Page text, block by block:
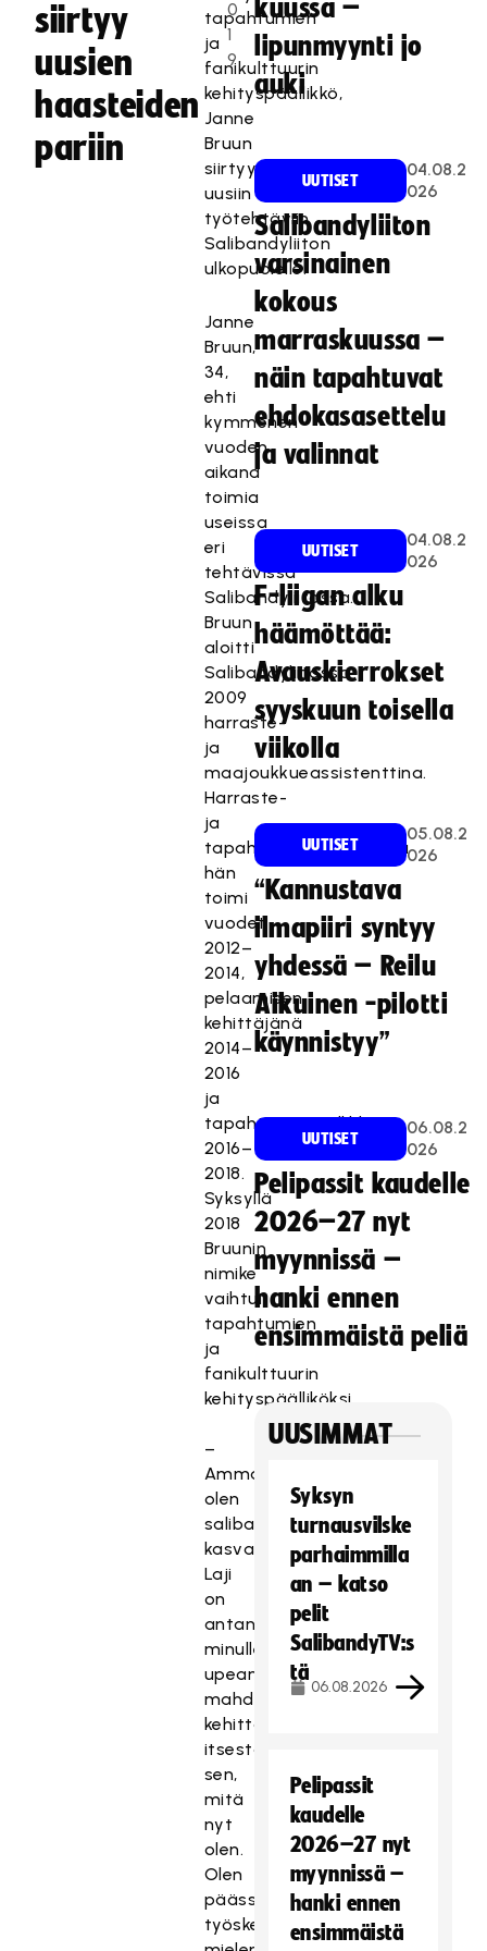
siirtyy
uusien
haasteiden
pariin
0
1
9
tapahtumien
ja
fanikulttuurin
kehityspäällikkö,
Janne
Bruun
siirtyy
uusiin
työtehtäviin
Salibandyliiton
ulkopuolelle.
Janne
Bruun,
34,
ehti
kymmenen
vuoden
aikana
toimia
useissa
eri
tehtävissä
Salibandyliitossa.
Bruun
aloitti
Salibandyliitossa
2009
harraste-
ja
maajoukkueassistenttina.
Harraste-
ja
tapahtumavastaavana
hän
toimi
vuodet
2012–
2014,
pelaamisen
kehittäjänä
2014–
2016
ja
tapahtumapäällikkönä
2016–
2018.
Syksyllä
2018
Bruunin
nimike
vaihtui
tapahtumien
ja
fanikulttuurin
kehityspäälliköksi.
–
Ammatillisesti
olen
salibandyn
kasvatti.
Laji
on
antanut
minulle
upean
mahdollisuuden
kehittää
itsestäni
sen,
mitä
nyt
olen.
Olen
päässyt
työskentelemään
kuussa –
lipunmyynti jo
auki
UUTISET
04.08.2
026
Salibandyliiton
varsinainen
kokous
marraskuussa –
näin tapahtuvat
ehdokasasettelu
ja valinnat
UUTISET
04.08.2
026
F-liigan alku
häämöttää:
Avauskierrokset
syyskuun toisella
viikolla
UUTISET
05.08.2
026
“Kannustava
ilmapiiri syntyy
yhdessä – Reilu
Aikuinen -pilotti
käynnistyy”
UUTISET
06.08.2
026
Pelipassit kaudelle
2026–27 nyt
myynnissä –
hanki ennen
ensimmäistä peliä
UUSIMMAT
Syksyn
turnausvilske
parhaimmilla
an – katso
pelit
SalibandyTV:s
tä
06.08.2026
Pelipassit
kaudelle
2026–27 nyt
myynnissä –
hanki ennen
ensimmäistä